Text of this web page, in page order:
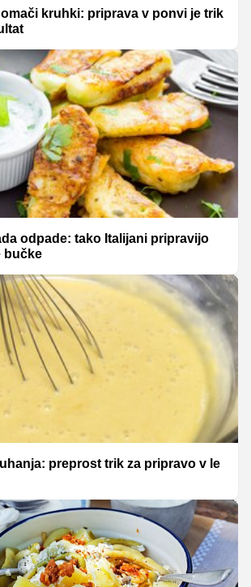
kruhki: priprava v ponvi je trik
odpade: tako Italijani pripravijo
bučke
preprost trik za pripravo v le